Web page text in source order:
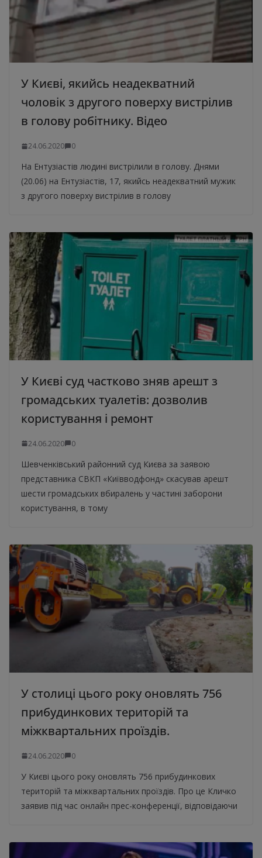
У Києві, якийсь неадекватний
чоловік з другого поверху вистрілив
в голову робітнику. Відео
24.06.2020 0
На Ентузіастів людині вистрілили в голову. Днями
(20.06) на Ентузіастів, 17, якийсь неадекватний мужик
з другого поверху вистрілив в голову
У Києві суд частково зняв арешт з
громадських туалетів: дозволив
користування і ремонт
24.06.2020 0
Шевченківський районний суд Києва за заявою
представника СВКП «Київводфонд» скасував арешт
шести громадських вбиралень у частині заборони
користування, в тому
У столиці цього року оновлять 756
прибудинкових територій та
міжквартальних проїздів.
24.06.2020 0
У Києві цього року оновлять 756 прибудинкових
територій та міжквартальних проїздів. Про це Кличко
заявив під час онлайн прес-конференції, відповідаючи